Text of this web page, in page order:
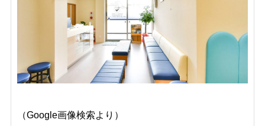
（Google画像検索より）